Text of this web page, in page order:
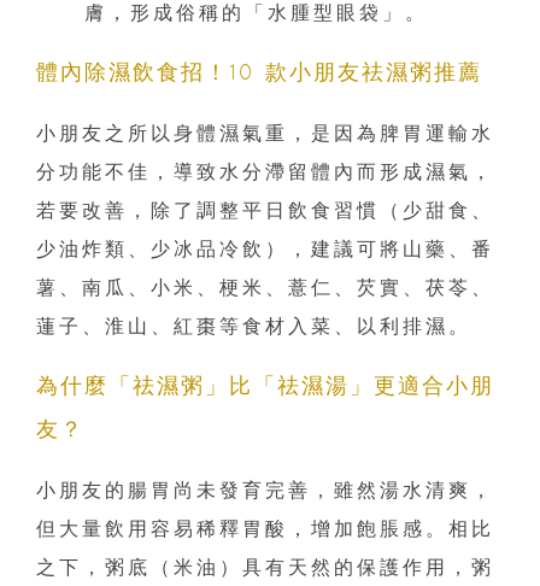
膚，形成俗稱的「水腫型眼袋」。
體內除濕飲食招！10 款小朋友祛濕粥推薦
小朋友之所以身體濕氣重，是因為脾胃運輸水
分功能不佳，導致水分滯留體內而形成濕氣，
若要改善，除了調整平日飲食習慣（少甜食、
少油炸類、少冰品冷飲），建議可將山藥、番
薯、南瓜、小米、梗米、薏仁、芡實、茯苓、
蓮子、淮山、紅棗等食材入菜、以利排濕。
為什麼「祛濕粥」比「祛濕湯」更適合小朋
友？
小朋友的腸胃尚未發育完善，雖然湯水清爽，
但大量飲用容易稀釋胃酸，增加飽脹感。相比
之下，粥底（米油）具有天然的保護作用，粥